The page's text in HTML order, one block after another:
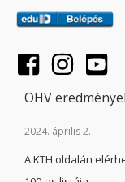
OHV
2024. április 2.
A KTH oldalán